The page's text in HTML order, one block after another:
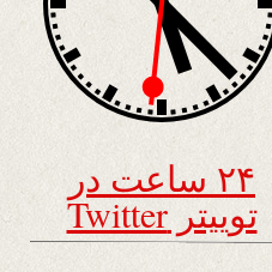
۲۴ ساعت در
توییتر Twitter